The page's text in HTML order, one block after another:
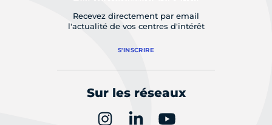
Recevez directement par email
l'actualité de vos centres d'intérêt
S'INSCRIRE
Sur les réseaux